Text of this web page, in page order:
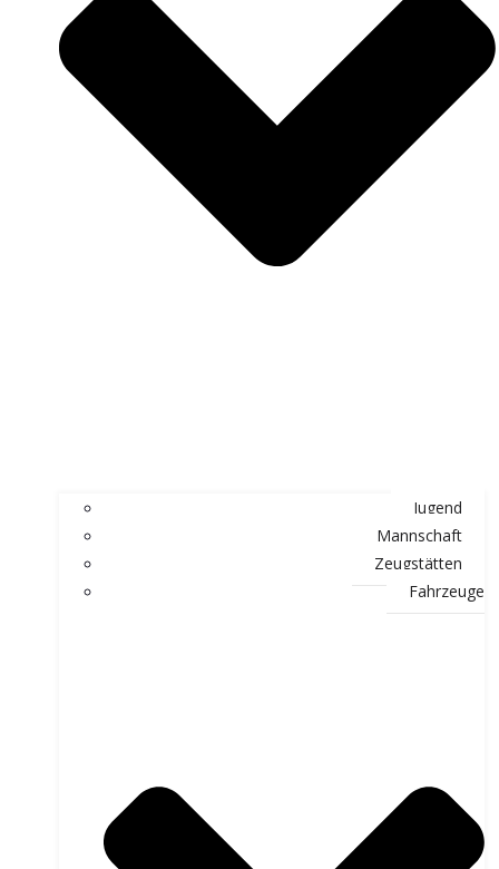
Jugend
Mannschaft
Zeugstätten
Fahrzeuge